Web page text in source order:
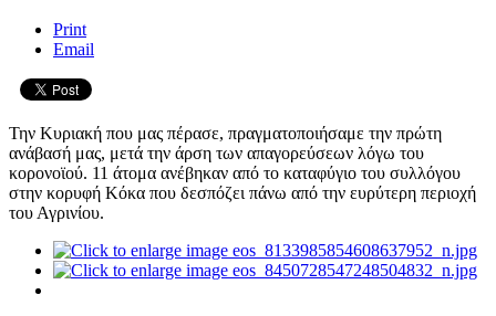
Print
Email
Την Κυριακή που μας πέρασε, πραγματοποιήσαμε την πρώτη
ανάβασή μας, μετά την άρση των απαγορεύσεων λόγω του
κορονοϊού. 11 άτομα ανέβηκαν από το καταφύγιο του συλλόγου
στην κορυφή Κόκα που δεσπόζει πάνω από την ευρύτερη περιοχή
του Αγρινίου.